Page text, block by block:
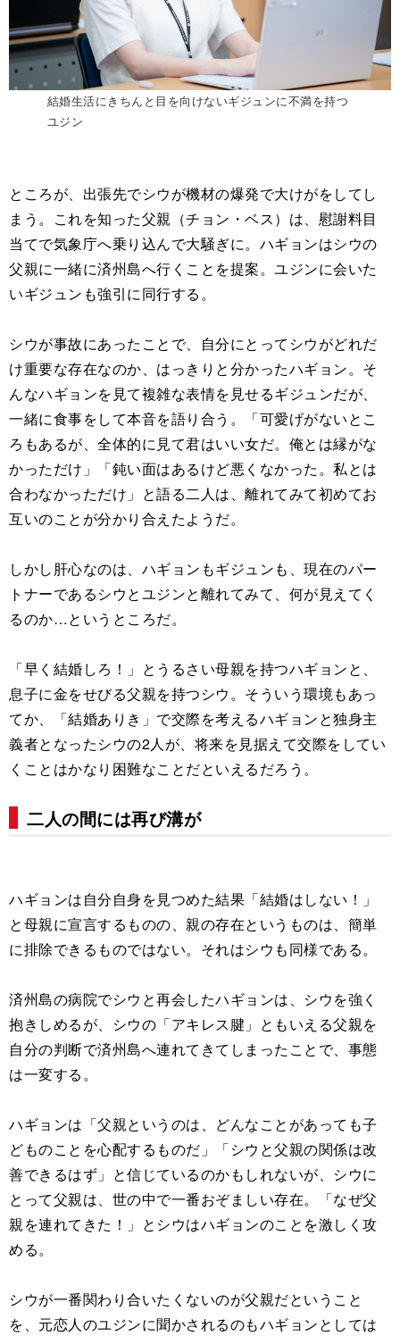
結婚生活にきちんと目を向けないギジュンに不満を持つ
ユジン
ところが、出張先でシウが機材の爆発で大けがをしてし
まう。これを知った父親（チョン・ベス）は、慰謝料目
当てで気象庁へ乗り込んで大騒ぎに。ハギョンはシウの
父親に一緒に済州島へ行くことを提案。ユジンに会いた
いギジュンも強引に同行する。
シウが事故にあったことで、自分にとってシウがどれだ
け重要な存在なのか、はっきりと分かったハギョン。そ
んなハギョンを見て複雑な表情を見せるギジュンだが、
一緒に食事をして本音を語り合う。「可愛げがないとこ
ろもあるが、全体的に見て君はいい女だ。俺とは縁がな
かっただけ」「鈍い面はあるけど悪くなかった。私とは
合わなかっただけ」と語る二人は、離れてみて初めてお
互いのことが分かり合えたようだ。
しかし肝心なのは、ハギョンもギジュンも、現在のパー
トナーであるシウとユジンと離れてみて、何が見えてく
るのか…というところだ。
「早く結婚しろ！」とうるさい母親を持つハギョンと、
息子に金をせびる父親を持つシウ。そういう環境もあっ
てか、「結婚ありき」で交際を考えるハギョンと独身主
義者となったシウの2人が、将来を見据えて交際をしてい
くことはかなり困難なことだといえるだろう。
二人の間には再び溝が
ハギョンは自分自身を見つめた結果「結婚はしない！」
と母親に宣言するものの、親の存在というものは、簡単
に排除できるものではない。それはシウも同様である。
済州島の病院でシウと再会したハギョンは、シウを強く
抱きしめるが、シウの「アキレス腱」ともいえる父親を
自分の判断で済州島へ連れてきてしまったことで、事態
は一変する。
ハギョンは「父親というのは、どんなことがあっても子
どものことを心配するものだ」「シウと父親の関係は改
善できるはず」と信じているのかもしれないが、シウに
とって父親は、世の中で一番おぞましい存在。「なぜ父
親を連れてきた！」とシウはハギョンのことを激しく攻
める。
シウが一番関わり合いたくないのが父親だということ
を、元恋人のユジンに聞かされるのもハギョンとしては